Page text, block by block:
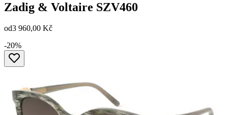
Zadig & Voltaire SZV460
od3 960,00 Kč
-20%